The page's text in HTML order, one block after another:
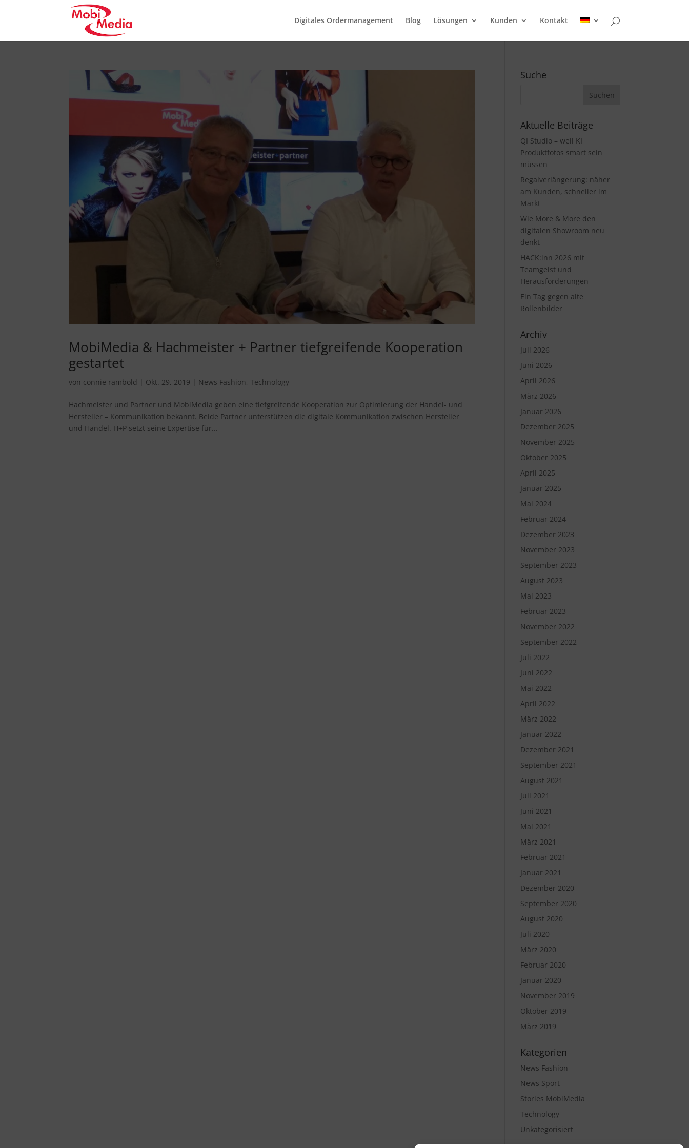
Digitales Ordermanagement Blog Lösungen Kunden Kontakt
MobiMedia & Hachmeister + Partner tiefgreifende Kooperation
gestartet
von connie rambold | Okt. 29, 2019 | News Fashion,Technology
Hachmeister und Partner und MobiMedia geben eine tiefgreifende Kooperation zur Optimierung der Handel- und
Hersteller – Kommunikation bekannt. Beide Partner unterstützen die digitale Kommunikation zwischen Hersteller
und Handel. H+P setzt seine Expertise für...
Suche
Aktuelle Beiträge
QI Studio – weil KI
Produktfotos smart sein
müssen
Regalverlängerung: näher
am Kunden, schneller im
Markt
Wie More & More den
digitalen Showroom neu
denkt
HACK:inn 2026 mit
Teamgeist und
Herausforderungen
Ein Tag gegen alte
Rollenbilder
Archiv
Juli 2026
Juni 2026
April 2026
März 2026
Januar 2026
Dezember 2025
November 2025
Oktober 2025
April 2025
Januar 2025
Mai 2024
Februar 2024
Dezember 2023
November 2023
September 2023
August 2023
Mai 2023
Februar 2023
November 2022
September 2022
Juli 2022
Juni 2022
Mai 2022
April 2022
März 2022
Januar 2022
Dezember 2021
September 2021
August 2021
Juli 2021
Juni 2021
Mai 2021
März 2021
Februar 2021
Januar 2021
Dezember 2020
September 2020
August 2020
Juli 2020
März 2020
Februar 2020
Januar 2020
November 2019
Oktober 2019
März 2019
Kategorien
News Fashion
News Sport
Stories MobiMedia
Technology
Unkategorisiert